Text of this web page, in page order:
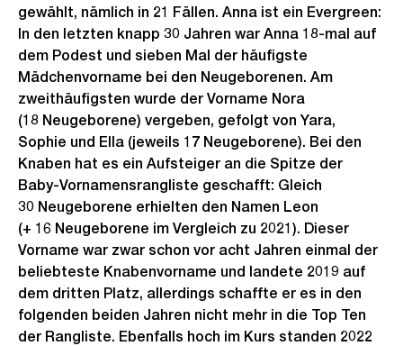
gewählt, nämlich in 21 Fällen. Anna ist ein Evergreen:
In den letzten knapp 30 Jahren war Anna 18-mal auf
dem Podest und sieben Mal der häufigste
Mädchenvorname bei den Neugeborenen. Am
zweithäufigsten wurde der Vorname Nora
(18 Neugeborene) vergeben, gefolgt von Yara,
Sophie und Ella (jeweils 17 Neugeborene). Bei den
Knaben hat es ein Aufsteiger an die Spitze der
Baby-Vornamensrangliste geschafft: Gleich
30 Neugeborene erhielten den Namen Leon
(+ 16 Neugeborene im Vergleich zu 2021). Dieser
Vorname war zwar schon vor acht Jahren einmal der
beliebteste Knabenvorname und landete 2019 auf
dem dritten Platz, allerdings schaffte er es in den
folgenden beiden Jahren nicht mehr in die Top Ten
der Rangliste. Ebenfalls hoch im Kurs standen 2022